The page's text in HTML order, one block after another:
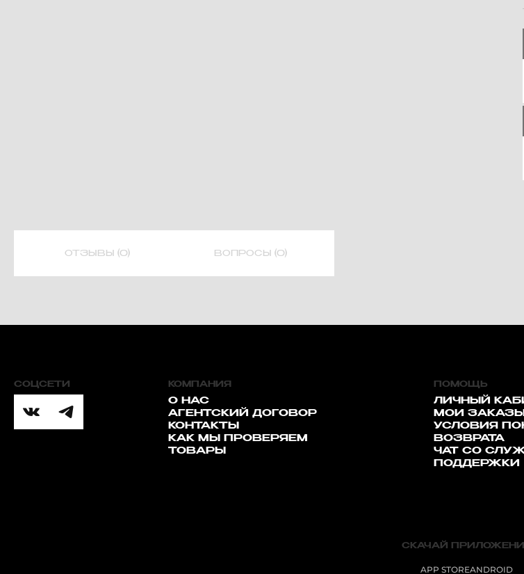
ОТЗЫВЫ (0) ВОПРОСЫ (0)
СОЦСЕТИ КОМПАНИЯ
О НАС
АГЕНТСКИЙ ДОГОВОР
КОНТАКТЫ
КАК МЫ ПРОВЕРЯЕМ
ТОВАРЫ
ПОМОЩЬ
ЛИЧНЫЙ
МОИ ЗАКАЗЫ
УСЛОВИЯ
ВОЗВРАТА
ЧАТ СО
ПОДДЕРЖКИ
СКАЧАЙ
APP STOREANDROID